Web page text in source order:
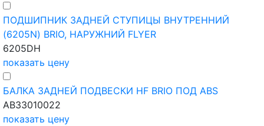
ПОДШИПНИК ЗАДНЕЙ СТУПИЦЫ ВНУТРЕННИЙ
(6205N) BRIO, НАРУЖНИЙ FLYER
6205DH
показать цену
БАЛКА ЗАДНЕЙ ПОДВЕСКИ HF BRIO ПОД ABS
AB33010022
показать цену